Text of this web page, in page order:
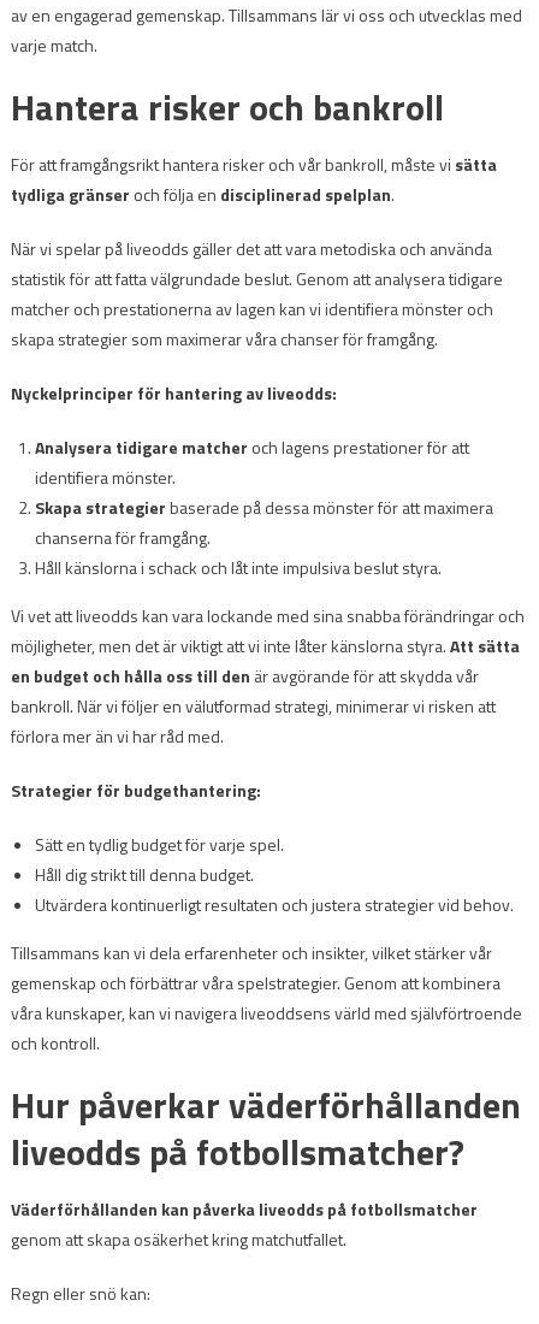
av en engagerad gemenskap. Tillsammans lär vi oss och utvecklas med
varje match.
Hantera risker och bankroll
För att framgångsrikt hantera risker och vår bankroll, måste vi sätta
tydliga gränser och följa en disciplinerad spelplan.
När vi spelar på liveodds gäller det att vara metodiska och använda
statistik för att fatta välgrundade beslut. Genom att analysera tidigare
matcher och prestationerna av lagen kan vi identifiera mönster och
skapa strategier som maximerar våra chanser för framgång.
Nyckelprinciper för hantering av liveodds:
Analysera tidigare matcher och lagens prestationer för att
identifiera mönster.
Skapa strategierbaserade på dessa mönster för att maximera
chanserna för framgång.
Håll känslorna i schack och låt inte impulsiva beslut styra.
Vi vet att liveodds kan vara lockande med sina snabba förändringar och
möjligheter, men det är viktigt att vi inte låter känslorna styra.Att sätta
en budget och hålla oss till den är avgörande för att skydda vår
bankroll. När vi följer en välutformad strategi, minimerar vi risken att
förlora mer än vi har råd med.
Strategier för budgethantering:
Sätt en tydlig budget för varje spel.
Håll dig strikt till denna budget.
Utvärdera kontinuerligt resultaten och justera strategier vid behov.
Tillsammans kan vi dela erfarenheter och insikter, vilket stärker vår
gemenskap och förbättrar våra spelstrategier. Genom att kombinera
våra kunskaper, kan vi navigera liveoddsens värld med självförtroende
och kontroll.
Hur påverkar väderförhållanden
liveodds på fotbollsmatcher?
Väderförhållanden kan påverka liveodds på fotbollsmatcher
genom att skapa osäkerhet kring matchutfallet.
Regn eller snö kan: